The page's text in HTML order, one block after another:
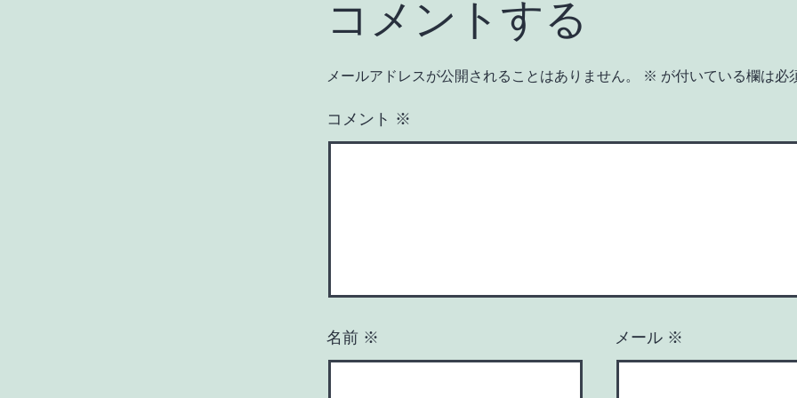
コメントする
メールアドレスが公開されることはありません。 ※ が付いている欄は必
コメント ※
名前 ※ メール ※